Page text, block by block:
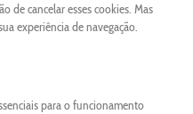
de cancelar esses cookies. Mas
experiência de navegação.
para o funcionamento